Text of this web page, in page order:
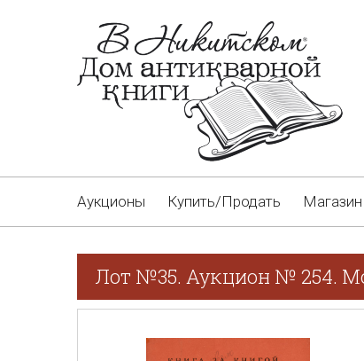
Аукционы Купить/Продать Магазин
Лот №35. Аукцион № 254.